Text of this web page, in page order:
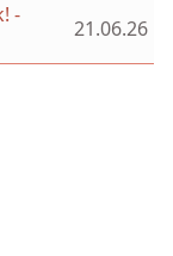
-
21.06.26